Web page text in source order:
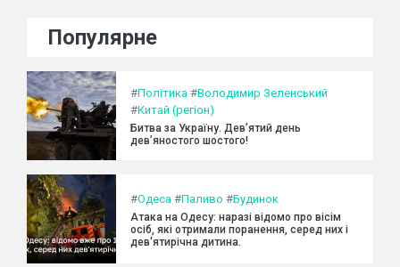
Популярне
#Політика #Володимир Зеленський
#Китай (регіон)
Битва за Україну. Дев’ятий день
дев’яностого шостого!
#Одеса #Паливо #Будинок
Атака на Одесу: наразі відомо про вісім
осіб, які отримали поранення, серед них і
дев'ятирічна дитина.